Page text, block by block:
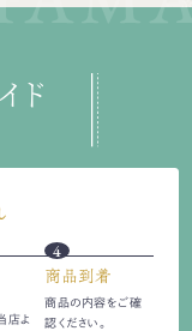
ド
店よ
4
商品到着
商品の内容をご確
認ください。